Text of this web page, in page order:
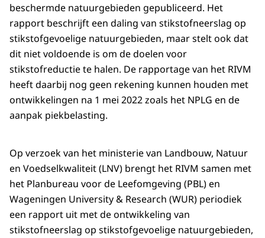
beschermde natuurgebieden gepubliceerd. Het
rapport beschrijft een daling van stikstofneerslag op
stikstofgevoelige natuurgebieden, maar stelt ook dat
dit niet voldoende is om de doelen voor
stikstofreductie te halen. De rapportage van het RIVM
heeft daarbij nog geen rekening kunnen houden met
ontwikkelingen na 1 mei 2022 zoals het NPLG en de
aanpak piekbelasting.
Op verzoek van het ministerie van Landbouw, Natuur
en Voedselkwaliteit (LNV) brengt het RIVM samen met
het Planbureau voor de Leefomgeving (PBL) en
Wageningen University & Research (WUR) periodiek
een rapport uit met de ontwikkeling van
stikstofneerslag op stikstofgevoelige natuurgebieden,